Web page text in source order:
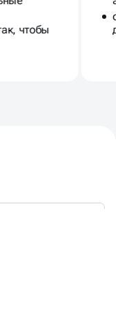
чтобы